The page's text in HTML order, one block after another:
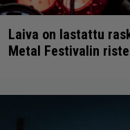
Laiva on lastattu
Metal Festivalin